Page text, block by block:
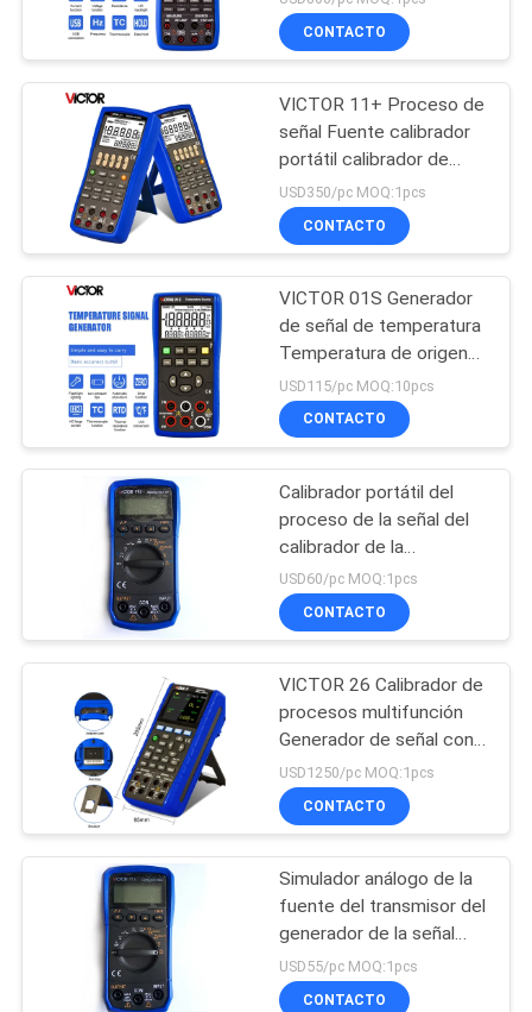
POLICY
Calibrador de
proceso
multifuncional
16
Probador de la
resistencia de tierra
de Digitaces
termómetro del
infrarrojo del PDA
Generador de
función de la señal
CONTACTO
VICTOR 11+ Proceso de
señal Fuente calibrador
portátil calibrador de
proceso calibrador
multimetro calibrador
digital
USD350/pc MOQ:1pcs
CONTACTO
VICTOR 01S Generador
de señal de temperatura
Temperatura de origen
calibrador de proceso
multiméter
USD115/pc MOQ:10pcs
CONTACTO
Calibrador portátil del
proceso de la señal del
calibrador de la
temperatura de la IDT
del VENCEDOR 71B
USD60/pc MOQ:1pcs
CONTACTO
VICTOR 26 Calibrador de
procesos multifunción
Generador de señal con
una precisión del 0,01% 5
dígitos Display circuito
de bucle de 24V IP65
USD1250/pc MOQ:1pcs
CONTACTO
Simulador análogo de la
fuente del transmisor del
generador de la señal
numérica 100MV
USD55/pc MOQ:1pcs
CONTACTO